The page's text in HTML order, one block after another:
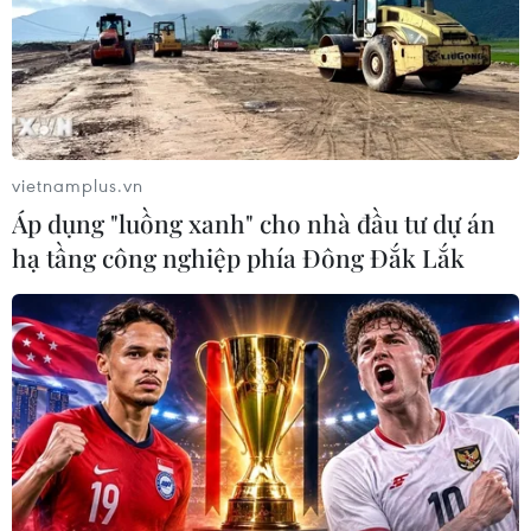
Quốc vụ khanh Bộ Nội vụ Pháp Laurent Nunez cho biết
một số cấu trúc của Nhà thờ Đức Bà Paris bị cháy được
xác định ở tình trạng yếu kém, tuy nhiên công trình biểu
tượng này “hiện vẫn trụ vững.”
vietnamplus.vn
Áp dụng "luồng xanh" cho nhà đầu tư dự án
hạ tầng công nghiệp phía Đông Đắk Lắk